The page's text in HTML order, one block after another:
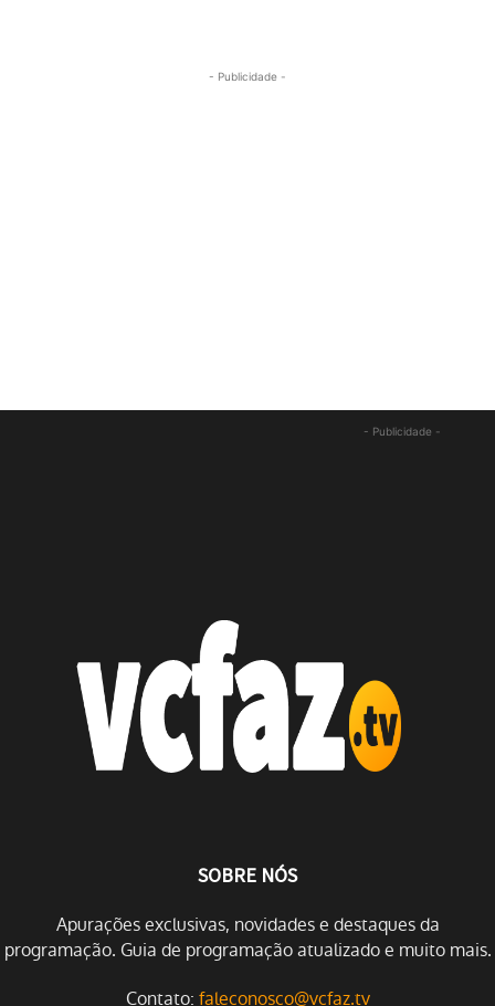
- Publicidade -
- Publicidade -
SOBRE NÓS
Apurações exclusivas, novidades e destaques da
programação. Guia de programação atualizado e muito mais.
Contato: faleconosco@vcfaz.tv